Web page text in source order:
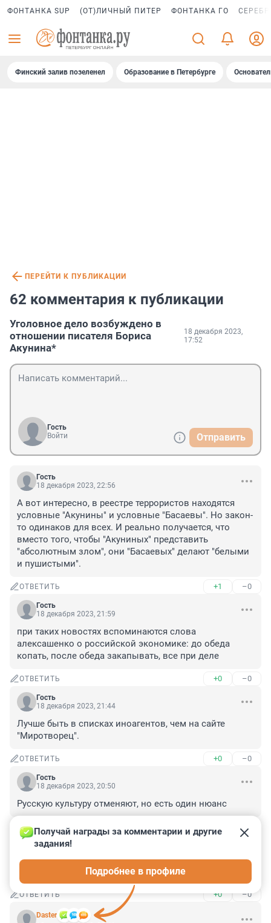
ФОНТАНКА SUP (ОТ)ЛИЧНЫЙ ПИТЕР ФОНТАНКА ГО
Финский залив позеленел Образование в Петербурге
ПЕРЕЙТИ К ПУБЛИКАЦИИ
62 комментария к публикации
Уголовное дело возбуждено в
отношении писателя Бориса
Акунина*
18 декабря 2023,
17:52
Гость
Войти
Отправить
Гость
18 декабря 2023, 22:56
А вот интересно, в реестре террористов находятся
условные "Акунины" и условные "Басаевы". Но закон-
то одинаков для всех. И реально получается, что
вместо того, чтобы "Акуниных" представить
"абсолютным злом", они "Басаевых" делают "белыми
и пушистыми".
ОТВЕТИТЬ +1 –0
Гость
18 декабря 2023, 21:59
при таких новостях вспоминаются слова
алексашенко о российской экономике: до обеда
копать, после обеда закапывать, все при деле
ОТВЕТИТЬ +0 –0
Гость
18 декабря 2023, 21:44
Лучше быть в списках иноагентов, чем на сайте
"Миротворец".
ОТВЕТИТЬ +0 –0
Гость
18 декабря 2023, 20:50
Русскую культуру отменяют, но есть один нюанс
ОТВЕТИТЬ –0
Гость
Царская охранка лютовала перед семнадцатым.
ОТВЕТИТЬ +0 –0
Daster
Получай награды за комментарии и другие
задания!
Подробнее в профиле